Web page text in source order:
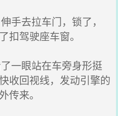
手去拉车门，锁了，
扣驾驶座车窗。
一眼站在车旁身形挺
收回视线，发动引擎的
传来。